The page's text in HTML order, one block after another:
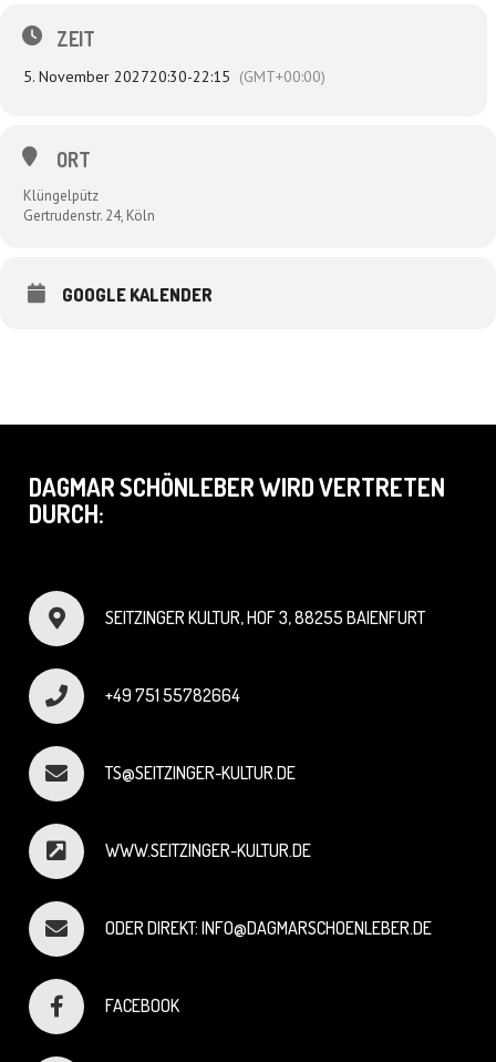
ZEIT
5. November 202720:30-22:15 (GMT+00:00)
ORT
Klüngelpütz
Gertrudenstr. 24, Köln
GOOGLE KALENDER
DAGMAR SCHÖNLEBER WIRD VERTRETEN
DURCH:
SEITZINGER KULTUR, HOF 3, 88255 BAIENFURT
+49 751 55782664
TS@SEITZINGER-KULTUR.DE
WWW.SEITZINGER-KULTUR.DE
ODER DIREKT: INFO@DAGMARSCHOENLEBER.DE
FACEBOOK